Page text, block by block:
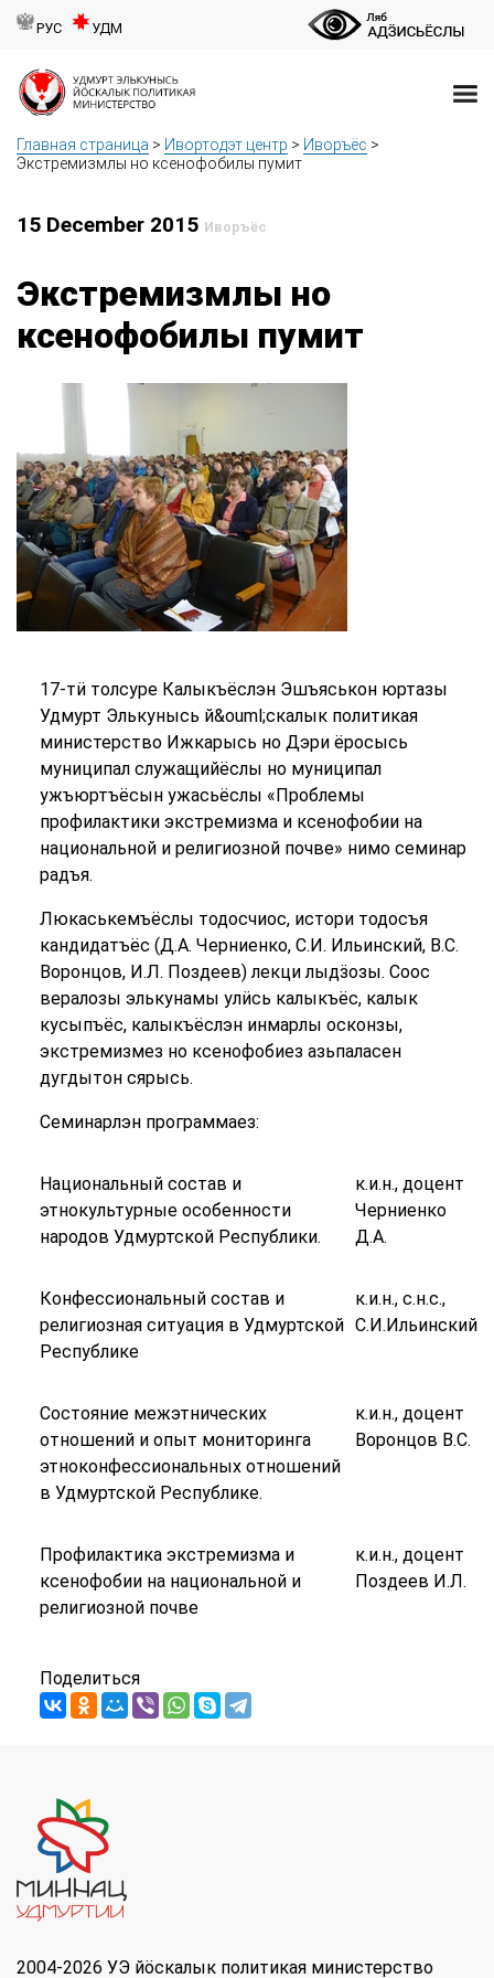
РУС УДМ
Главная страница > Ивортодэт центр > Иворъёс >
Экстремизмлы но ксенофобилы пумит
15 December 2015 Иворъёс
Экстремизмлы но
ксенофобилы пумит
17-тӥ толсуре Калыкъёслэн Эшъяськон юртазы
Удмурт Элькунысь й&ouml;скалык политикая
министерство Ижкарысь но Дэри ёросысь
муниципал служащийёслы но муниципал
ужъюртъёсын ужасьёслы «Проблемы
профилактики экстремизма и ксенофобии на
национальной и религиозной почве» нимо семинар
радъя.
Люкаськемъёслы тодосчиос, истори тодосъя
кандидатъёс (Д.А. Черниенко, С.И. Ильинский, В.С.
Воронцов, И.Л. Поздеев) лекци лыдӟозы. Соос
вералозы элькунамы улӥсь калыкъёс, калык
кусыпъёс, калыкъёслэн инмарлы осконзы,
экстремизмез но ксенофобиез азьпаласен
дугдытон сярысь.
Семинарлэн программаез:
Национальный состав и
этнокультурные особенности
народов Удмуртской Республики.
к.и.н., доцент
Черниенко
Д.А.
Конфессиональный состав и
религиозная ситуация в Удмуртской
Республике
к.и.н., с.н.с.,
С.И.Ильинский
Состояние межэтнических
отношений и опыт мониторинга
этноконфессиональных отношений
в Удмуртской Республике.
к.и.н., доцент
Воронцов В.С.
Профилактика экстремизма и
ксенофобии на национальной и
религиозной почве
к.и.н., доцент
Поздеев И.Л.
Поделиться
2004-2026 УЭ йöскалык политикая министерство